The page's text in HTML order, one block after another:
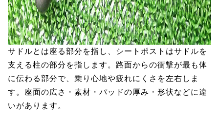
サドルとは座る部分を指し、シートポストはサドルを
支える柱の部分を指します。路面からの衝撃が最も体
に伝わる部分で、乗り心地や疲れにくさを左右しま
す。座面の広さ・素材・パッドの厚み・形状などに違
いがあります。